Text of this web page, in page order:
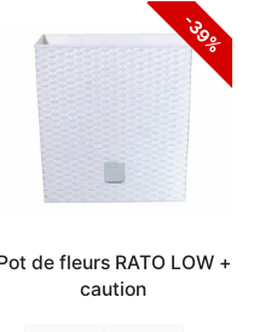
-39%
de fleurs RATO LOW +
caution